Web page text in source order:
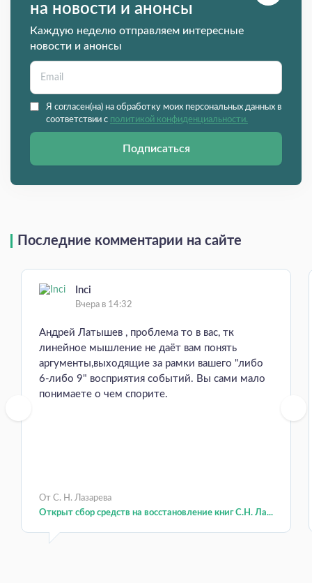
на новости и анонсы
Каждую неделю отправляем интересные
новости и анонсы
Я согласен(на) на обработку моих персональных данных в
соответствии с политикой конфиденциальности.
Подписаться
Последние комментарии на сайте
Inci
Вчера в 14:32
Андрей Латышев , проблема то в вас, тк
линейное мышление не даёт вам понять
аргументы,выходящие за рамки вашего "либо
6-либо 9" восприятия событий. Вы сами мало
понимаете о чем спорите.
От С. Н. Лазарева
Открыт сбор средств на восстановление книг С.Н. Ла...